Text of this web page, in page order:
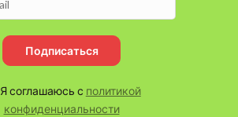
Подписаться
Я соглашаюсь с политикой
конфиденциальности